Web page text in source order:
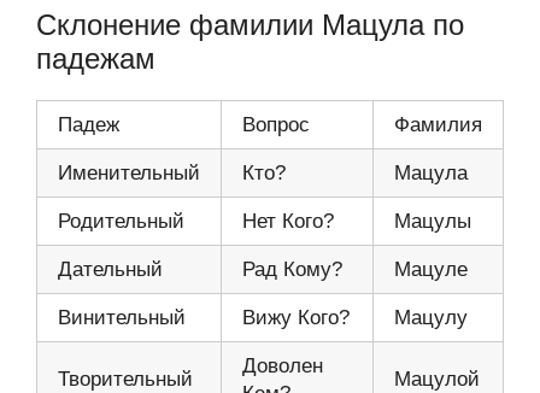
Склонение фамилии Мацула по
падежам
Падеж Вопрос Фамилия
Именительный Кто? Мацула
Родительный Нет Кого? Мацулы
Дательный Рад Кому? Мацуле
Винительный Вижу Кого? Мацулу
Творительный
Доволен
Мацулой